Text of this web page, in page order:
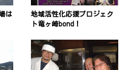
は
地域活性化応援プロジェク
ト竜ヶ崎bond！